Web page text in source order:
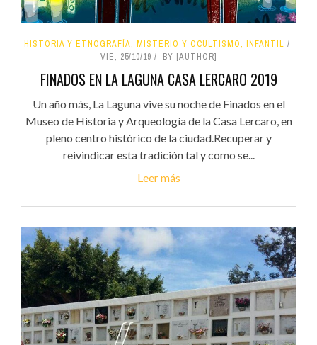
HISTORIA Y ETNOGRAFÍA, MISTERIO Y OCULTISMO, INFANTIL
VIE, 25/10/19
BY [AUTHOR]
FINADOS EN LA LAGUNA CASA LERCARO 2019
Un año más, La Laguna vive su noche de Finados en el
Museo de Historia y Arqueología de la Casa Lercaro, en
pleno centro histórico de la ciudad.Recuperar y
reivindicar esta tradición tal y como se...
Leer más